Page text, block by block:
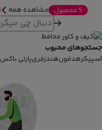
5 محصول
مشاهده همه
جستجوهای محبوب
اسپیکرهدفونهندزفریپارتی باکس JBL